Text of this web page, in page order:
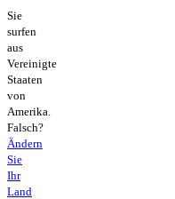
Sie
surfen
aus
Vereinigte
Staaten
von
Amerika.
Falsch?
Ändern
Sie
Ihr
Land